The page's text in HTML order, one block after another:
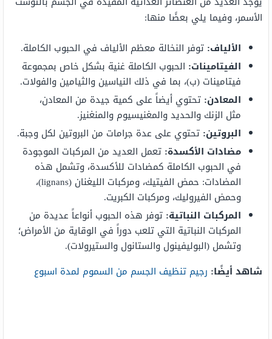
الأسمر، وفيما يلي بعضًا منها:
الألياف: توفر النخالة معظم الألياف في الحبوب الكاملة.
الفيتامينات: الحبوب الكاملة غنية بشكل خاص بمجموعة
فيتامينات (ب)، بما في ذلك النياسين والثيامين والفولات.
المعادن: تحتوي أيضاً على كمية جيدة من المعادن،
مثل الزنك والحديد والمغنيسيوم والمنغنيز.
البروتين: تحتوي على عدة جرامات من البروتين لكل وجبة.
مضادات الأكسدة: تعمل العديد من المركبات الموجودة
في الحبوب الكاملة كمضادات للأكسدة، وتشمل هذه
المضادات: حمض الفيتيك، ومركبات الليغنان (lignans)،
وحمض الفيروليك، ومركبات الكبريت.
المركبات النباتية: توفر هذه الحبوب أنواعاً عديدة من
المركبات النباتية التي تلعب دوراً في الوقاية من الأمراض؛
وتشمل (البوليفينول والستانول والستيرولات).
شاهد أيضًا: رجيم تنظيف الجسم من السموم لمدة اسبوع